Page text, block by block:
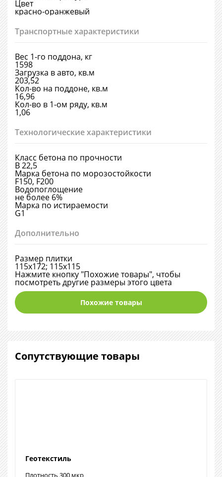
Цвет
красно-оранжевый
Транспортные характеристики
Вес 1-го поддона, кг
1598
Загрузка в авто, кв.м
203,52
Кол-во на поддоне, кв.м
16,96
Кол-во в 1-ом ряду, кв.м
1,06
Технологические характеристики
Класс бетона по прочности
В 22,5
Марка бетона по морозостойкости
F150, F200
Водопоглощение
не более 6%
Марка по истираемости
G1
Дополнительно
Размер плитки
115х172; 115х115
Нажмите кнопку "Похожие товары", чтобы
посмотреть другие размеры этого цвета
Похожие товары
Сопутствующие товары
Геотекстиль
Плотность 300 мкр